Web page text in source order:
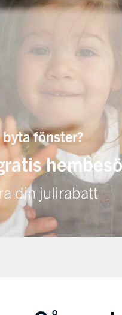
fönster?
din julirabatt